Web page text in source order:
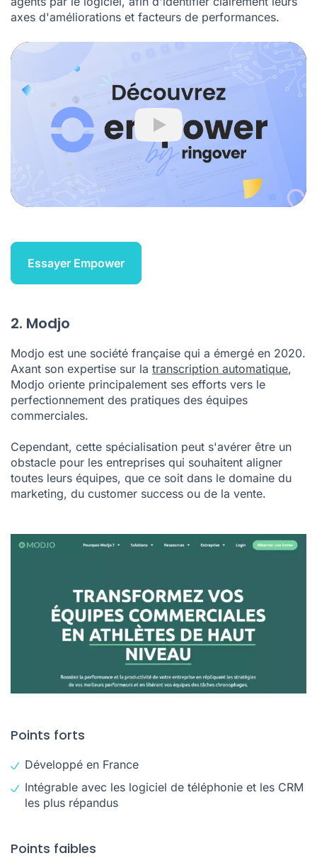
axes d'améliorations et facteurs de performances.
Play
Essayer Empower
2. Modjo
Modjo est une société française qui a émergé en 2020.
Axant son expertise sur la transcription automatique,
Modjo oriente principalement ses efforts vers le
perfectionnement des pratiques des équipes
commerciales.
Cependant, cette spécialisation peut s'avérer être un
obstacle pour les entreprises qui souhaitent aligner
toutes leurs équipes, que ce soit dans le domaine du
marketing, du customer success ou de la vente.
Points forts
Développé en France
Intégrable avec les logiciel de téléphonie et les CRM
les plus répandus
Points faibles